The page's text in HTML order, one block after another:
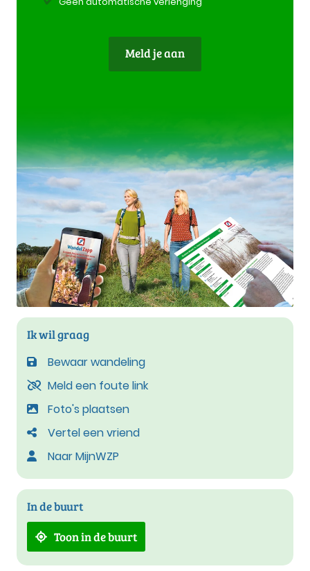
Meld je aan
Ik wil graag
Bewaar wandeling
Meld een foute link
Foto's plaatsen
Vertel een vriend
Naar MijnWZP
In de buurt
Toon in de buurt